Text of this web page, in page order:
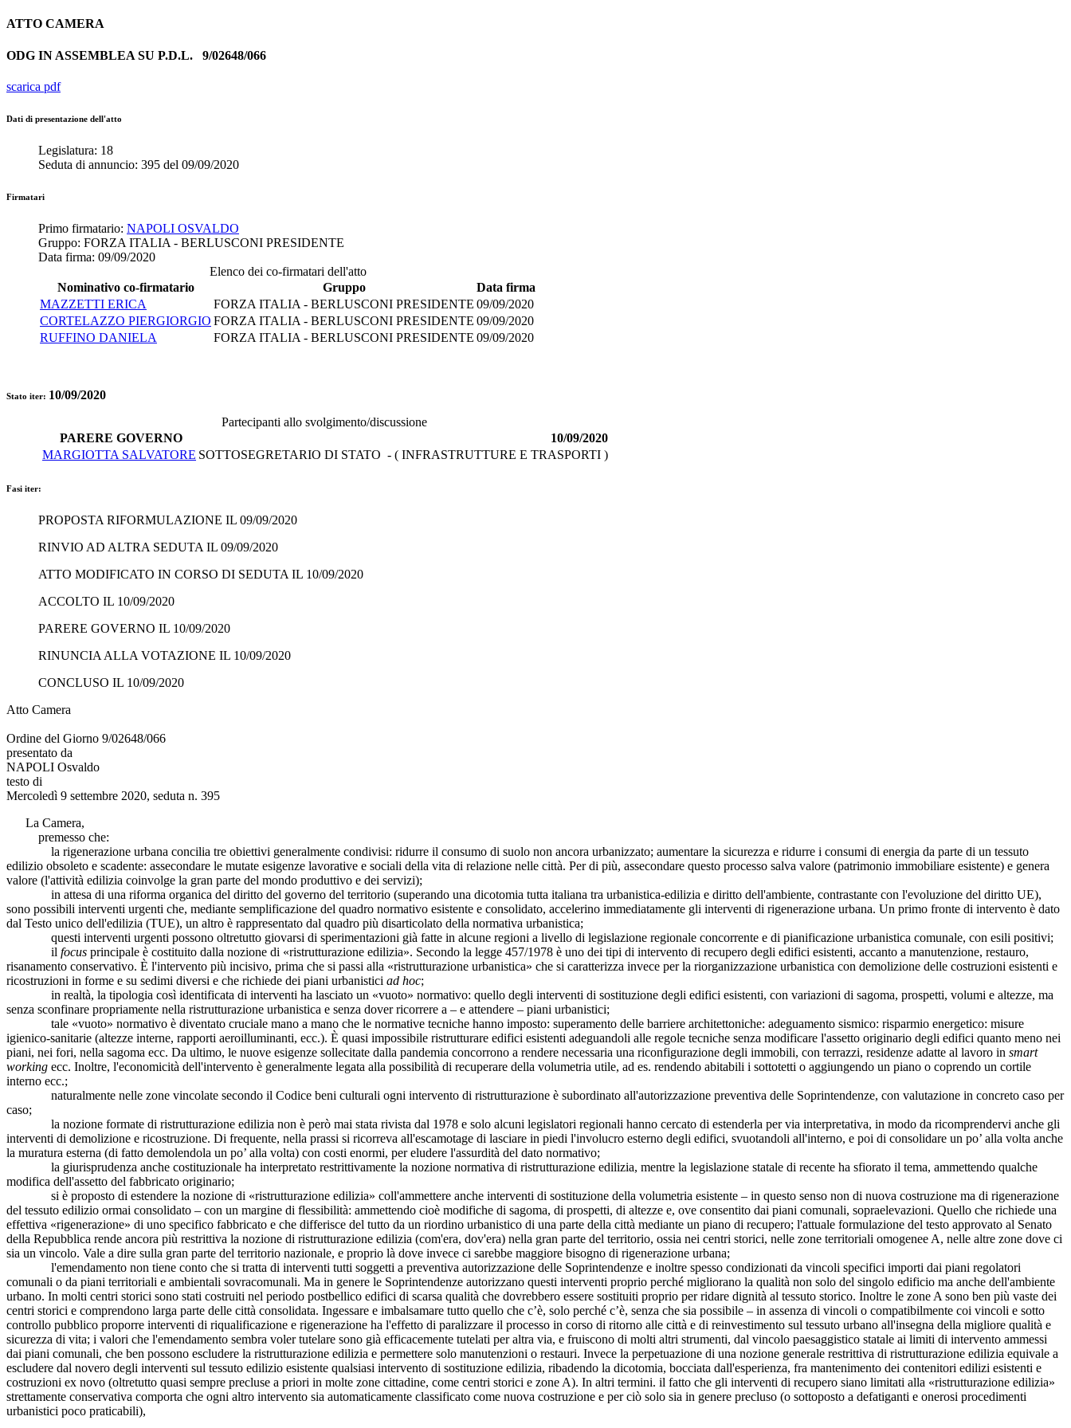
ATTO CAMERA
ODG IN ASSEMBLEA SU P.D.L. 9/02648/066
scarica pdf
Dati di presentazione dell'atto
Legislatura: 18
Seduta di annuncio: 395 del 09/09/2020
Firmatari
Primo firmatario: NAPOLI OSVALDO
Gruppo: FORZA ITALIA - BERLUSCONI PRESIDENTE
Data firma: 09/09/2020
Elenco dei co-firmatari dell'atto
Nominativo co-firmatario
Gruppo
Data firma
MAZZETTI ERICA
FORZA ITALIA - BERLUSCONI PRESIDENTE 09/09/2020
CORTELAZZO PIERGIORGIO FORZA ITALIA - BERLUSCONI PRESIDENTE 09/09/2020
RUFFINO DANIELA
FORZA ITALIA - BERLUSCONI PRESIDENTE 09/09/2020
Stato iter: 10/09/2020
Partecipanti allo svolgimento/discussione
PARERE GOVERNO
10/09/2020
MARGIOTTA SALVATORE SOTTOSEGRETARIO DI STATO - ( INFRASTRUTTURE E TRASPORTI )
Fasi iter:
PROPOSTA RIFORMULAZIONE IL 09/09/2020
RINVIO AD ALTRA SEDUTA IL 09/09/2020
ATTO MODIFICATO IN CORSO DI SEDUTA IL 10/09/2020
ACCOLTO IL 10/09/2020
PARERE GOVERNO IL 10/09/2020
RINUNCIA ALLA VOTAZIONE IL 10/09/2020
CONCLUSO IL 10/09/2020
Atto Camera
Ordine del Giorno 9/02648/066
presentato da
NAPOLI Osvaldo
testo di
Mercoledì 9 settembre 2020, seduta n. 395
La Camera,
premesso che:
la rigenerazione urbana concilia tre obiettivi generalmente condivisi: ridurre il consumo di suolo non ancora urbanizzato; aumentare la sicurezza e ridurre i consumi di energia da parte di un tessuto
edilizio obsoleto e scadente: assecondare le mutate esigenze lavorative e sociali della vita di relazione nelle città. Per di più, assecondare questo processo salva valore (patrimonio immobiliare esistente) e genera
valore (l'attività edilizia coinvolge la gran parte del mondo produttivo e dei servizi);
in attesa di una riforma organica del diritto del governo del territorio (superando una dicotomia tutta italiana tra urbanistica-edilizia e diritto dell'ambiente, contrastante con l'evoluzione del diritto UE),
sono possibili interventi urgenti che, mediante semplificazione del quadro normativo esistente e consolidato, accelerino immediatamente gli interventi di rigenerazione urbana. Un primo fronte di intervento è dato
dal Testo unico dell'edilizia (TUE), un altro è rappresentato dal quadro più disarticolato della normativa urbanistica;
questi interventi urgenti possono oltretutto giovarsi di sperimentazioni già fatte in alcune regioni a livello di legislazione regionale concorrente e di pianificazione urbanistica comunale, con esili positivi;
il focus principale è costituito dalla nozione di «ristrutturazione edilizia». Secondo la legge 457/1978 è uno dei tipi di intervento di recupero degli edifici esistenti, accanto a manutenzione, restauro,
risanamento conservativo. È l'intervento più incisivo, prima che si passi alla «ristrutturazione urbanistica» che si caratterizza invece per la riorganizzazione urbanistica con demolizione delle costruzioni esistenti e
ricostruzioni in forme e su sedimi diversi e che richiede dei piani urbanistici ad hoc;
in realtà, la tipologia così identificata di interventi ha lasciato un «vuoto» normativo: quello degli interventi di sostituzione degli edifici esistenti, con variazioni di sagoma, prospetti, volumi e altezze, ma
senza sconfinare propriamente nella ristrutturazione urbanistica e senza dover ricorrere a – e attendere – piani urbanistici;
tale «vuoto» normativo è diventato cruciale mano a mano che le normative tecniche hanno imposto: superamento delle barriere architettoniche: adeguamento sismico: risparmio energetico: misure
igienico-sanitarie (altezze interne, rapporti aeroilluminanti, ecc.). È quasi impossibile ristrutturare edifici esistenti adeguandoli alle regole tecniche senza modificare l'assetto originario degli edifici quanto meno nei
piani, nei fori, nella sagoma ecc. Da ultimo, le nuove esigenze sollecitate dalla pandemia concorrono a rendere necessaria una riconfigurazione degli immobili, con terrazzi, residenze adatte al lavoro in smart
working ecc. Inoltre, l'economicità dell'intervento è generalmente legata alla possibilità di recuperare della volumetria utile, ad es. rendendo abitabili i sottotetti o aggiungendo un piano o coprendo un cortile
interno ecc.;
naturalmente nelle zone vincolate secondo il Codice beni culturali ogni intervento di ristrutturazione è subordinato all'autorizzazione preventiva delle Soprintendenze, con valutazione in concreto caso per
caso;
la nozione formate di ristrutturazione edilizia non è però mai stata rivista dal 1978 e solo alcuni legislatori regionali hanno cercato di estenderla per via interpretativa, in modo da ricomprendervi anche gli
interventi di demolizione e ricostruzione. Di frequente, nella prassi si ricorreva all'escamotage di lasciare in piedi l'involucro esterno degli edifici, svuotandoli all'interno, e poi di consolidare un po’ alla volta anche
la muratura esterna (di fatto demolendola un po’ alla volta) con costi enormi, per eludere l'assurdità del dato normativo;
la giurisprudenza anche costituzionale ha interpretato restrittivamente la nozione normativa di ristrutturazione edilizia, mentre la legislazione statale di recente ha sfiorato il tema, ammettendo qualche
modifica dell'assetto del fabbricato originario;
si è proposto di estendere la nozione di «ristrutturazione edilizia» coll'ammettere anche interventi di sostituzione della volumetria esistente – in questo senso non di nuova costruzione ma di rigenerazione
del tessuto edilizio ormai consolidato – con un margine di flessibilità: ammettendo cioè modifiche di sagoma, di prospetti, di altezze e, ove consentito dai piani comunali, sopraelevazioni. Quello che richiede una
effettiva «rigenerazione» di uno specifico fabbricato e che differisce del tutto da un riordino urbanistico di una parte della città mediante un piano di recupero; l'attuale formulazione del testo approvato al Senato
della Repubblica rende ancora più restrittiva la nozione di ristrutturazione edilizia (com'era, dov'era) nella gran parte del territorio, ossia nei centri storici, nelle zone territoriali omogenee A, nelle altre zone dove ci
sia un vincolo. Vale a dire sulla gran parte del territorio nazionale, e proprio là dove invece ci sarebbe maggiore bisogno di rigenerazione urbana;
l'emendamento non tiene conto che si tratta di interventi tutti soggetti a preventiva autorizzazione delle Soprintendenze e inoltre spesso condizionati da vincoli specifici importi dai piani regolatori
comunali o da piani territoriali e ambientali sovracomunali. Ma in genere le Soprintendenze autorizzano questi interventi proprio perché migliorano la qualità non solo del singolo edificio ma anche dell'ambiente
urbano. In molti centri storici sono stati costruiti nel periodo postbellico edifici di scarsa qualità che dovrebbero essere sostituiti proprio per ridare dignità al tessuto storico. Inoltre le zone A sono ben più vaste dei
centri storici e comprendono larga parte delle città consolidata. Ingessare e imbalsamare tutto quello che c’è, solo perché c’è, senza che sia possibile – in assenza di vincoli o compatibilmente coi vincoli e sotto
controllo pubblico proporre interventi di riqualificazione e rigenerazione ha l'effetto di paralizzare il processo in corso di ritorno alle città e di reinvestimento sul tessuto urbano all'insegna della migliore qualità e
sicurezza di vita; i valori che l'emendamento sembra voler tutelare sono già efficacemente tutelati per altra via, e fruiscono di molti altri strumenti, dal vincolo paesaggistico statale ai limiti di intervento ammessi
dai piani comunali, che ben possono escludere la ristrutturazione edilizia e permettere solo manutenzioni o restauri. Invece la perpetuazione di una nozione generale restrittiva di ristrutturazione edilizia equivale a
escludere dal novero degli interventi sul tessuto edilizio esistente qualsiasi intervento di sostituzione edilizia, ribadendo la dicotomia, bocciata dall'esperienza, fra mantenimento dei contenitori edilizi esistenti e
costruzioni ex novo (oltretutto quasi sempre precluse a priori in molte zone cittadine, come centri storici e zone A). In altri termini. il fatto che gli interventi di recupero siano limitati alla «ristrutturazione edilizia»
strettamente conservativa comporta che ogni altro intervento sia automaticamente classificato come nuova costruzione e per ciò solo sia in genere precluso (o sottoposto a defatiganti e onerosi procedimenti
urbanistici poco praticabili),